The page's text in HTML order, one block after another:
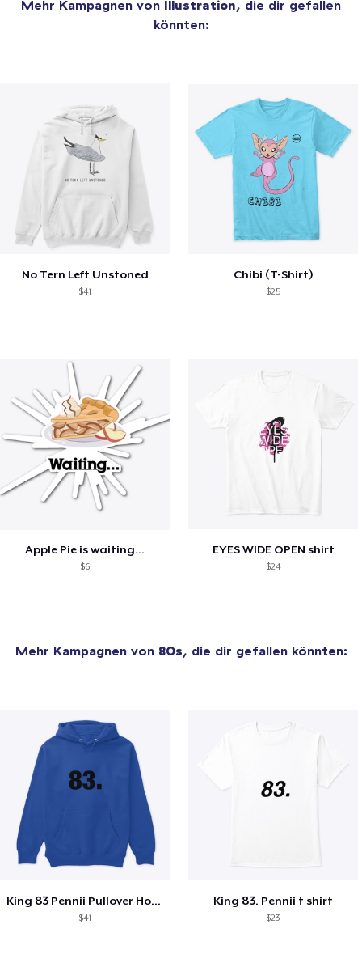
Mehr Kampagnen von Illustration, die dir gefallen
könnten:
No Tern Left Unstoned
$41
Chibi (T-Shirt)
$25
Apple Pie is waiting...
$6
EYES WIDE OPEN shirt
$24
Mehr Kampagnen von 80s, die dir gefallen könnten:
King 83 Pennii Pullover Hoodie
$41
King 83. Pennii t shirt
$23